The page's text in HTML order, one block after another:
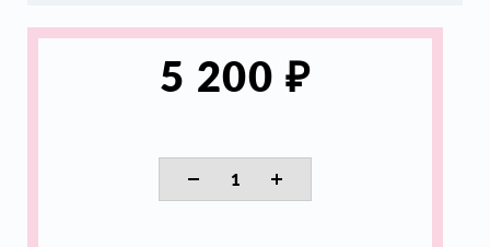
5 200 ₽